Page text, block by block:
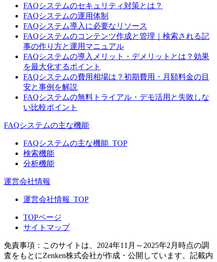
FAQシステムのセキュリティ対策とは？
FAQシステムの運用体制
FAQシステム導入に必要なリソース
FAQシステムのコンテンツ作成と管理｜検索される記
事の作り方と運用マニュアル
FAQシステムの導入メリット・デメリットとは？効果
を最大化するポイント
FAQシステムの費用相場は？初期費用・月額料金の目
安と事例を解説
FAQシステムの無料トライアル・デモ活用と失敗しな
い比較ポイント
FAQシステムの主な機能
FAQシステムの主な機能_TOP
検索機能
分析機能
運営会社情報
運営会社情報_TOP
TOPページ
サイトマップ
免責事項：このサイトは、2024年11月～2025年2月時点の調
査をもとにZenken株式会社が作成・公開しています。記載内